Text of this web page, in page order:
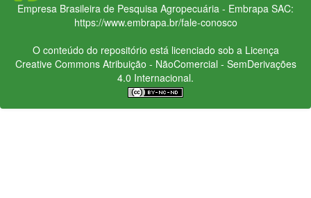
Empresa Brasileira de Pesquisa Agropecuária - Embrapa SAC:
https://www.embrapa.br/fale-conosco
O conteúdo do repositório está licenciado sob a Licença
Creative CommonsAtribuição - NãoComercial - SemDerivações
4.0 Internacional.